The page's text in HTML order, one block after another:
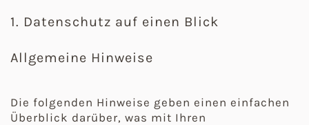
1. Datenschutz auf einen Blick
Allgemeine Hinweise
Die folgenden Hinweise geben einen einfachen
Überblick darüber, was mit Ihren